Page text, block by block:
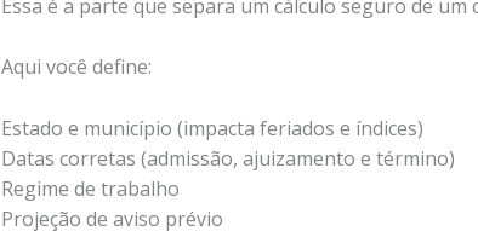
Essa é a parte que separa um cálculo seguro de um
Aqui você define:
Estado e município (impacta feriados e índices)
Datas corretas (admissão, ajuizamento e término)
Regime de trabalho
Projeção de aviso prévio